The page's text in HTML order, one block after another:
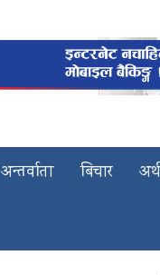
अन्तर्वाता बिचार अर्थ